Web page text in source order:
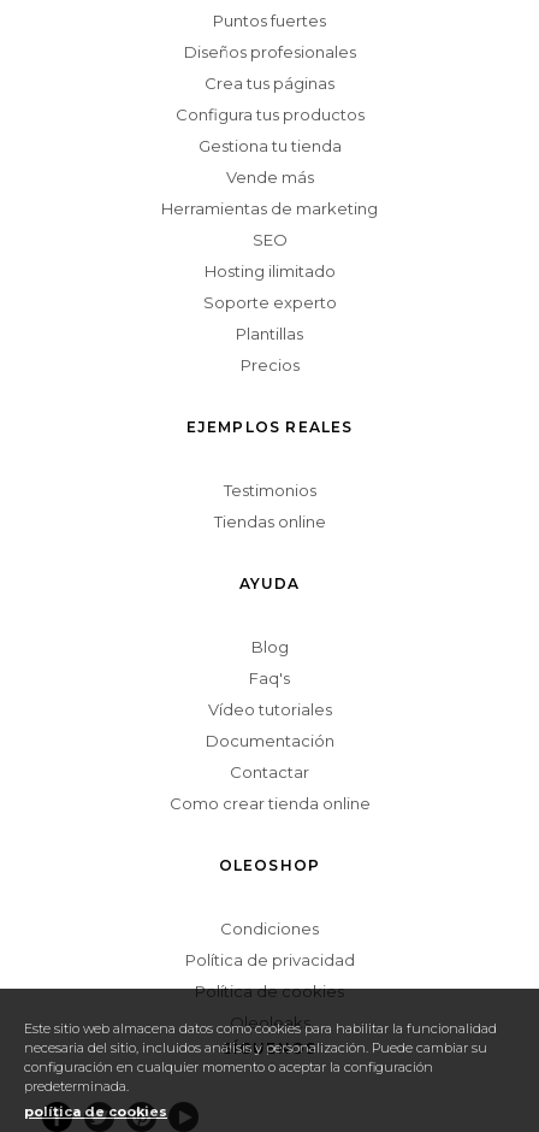
Puntos fuertes
Diseños profesionales
Crea tus páginas
Configura tus productos
Gestiona tu tienda
Vende más
Herramientas de marketing
SEO
Hosting ilimitado
Soporte experto
Plantillas
Precios
EJEMPLOS REALES
Testimonios
Tiendas online
AYUDA
Blog
Faq's
Vídeo tutoriales
Documentación
Contactar
Como crear tienda online
OLEOSHOP
Condiciones
Política de privacidad
Política de cookies
Oleoleaks
SÍGUENOS
Este sitio web almacena datos como cookies para habilitar la funcionalidad
necesaria del sitio, incluidos análisis y personalización. Puede cambiar su
configuración en cualquier momento o aceptar la configuración
predeterminada.
política de cookies